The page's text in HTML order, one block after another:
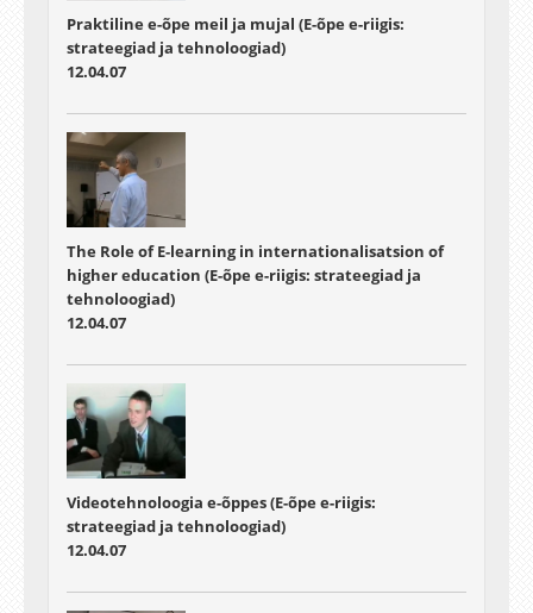
Praktiline e-õpe meil ja mujal (E-õpe e-riigis:
strateegiad ja tehnoloogiad)
12.04.07
The Role of E-learning in internationalisatsion of
higher education (E-õpe e-riigis: strateegiad ja
tehnoloogiad)
12.04.07
Videotehnoloogia e-õppes (E-õpe e-riigis:
strateegiad ja tehnoloogiad)
12.04.07